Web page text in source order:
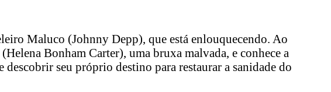
Maluco (Johnny Depp), que está enlouquecendo. Ao
Bonham Carter), uma bruxa malvada, e conhece a
seu próprio destino para restaurar a sanidade do